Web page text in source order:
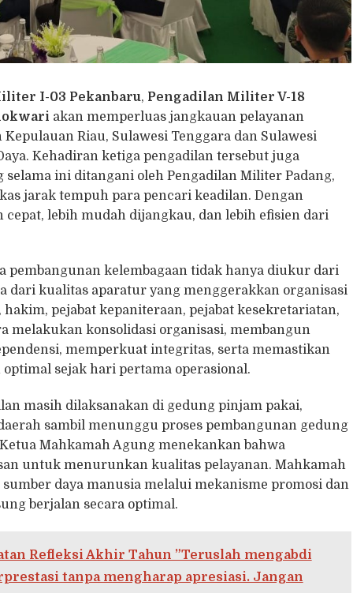
I-03 Pekanbaru, Pengadilan Militer V-18
akan memperluas jangkauan pelayanan
Riau, Sulawesi Tenggara dan Sulawesi
Kehadiran ketiga pengadilan tersebut juga
ini ditangani oleh Pengadilan Militer Padang,
jarak tempuh para pencari keadilan. Dengan
lebih mudah dijangkau, dan lebih efisien dari
pembangunan kelembagaan tidak hanya diukur dari
dari kualitas aparatur yang menggerakkan organisasi
pejabat kepaniteraan, pejabat kesekretariatan,
melakukan konsolidasi organisasi, membangun
memperkuat integritas, serta memastikan
sejak hari pertama operasional.
masih dilaksanakan di gedung pinjam pakai,
sambil menunggu proses pembangunan gedung
Mahkamah Agung menekankan bahwa
untuk menurunkan kualitas pelayanan. Mahkamah
daya manusia melalui mekanisme promosi dan
berjalan secara optimal.
Refleksi Akhir Tahun ”Teruslah mengabdi
tanpa mengharap apresiasi. Jangan